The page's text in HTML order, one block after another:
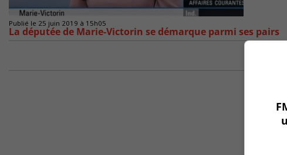
Publié le 25 juin 2019 à 15h05
La députée de Marie-Victorin se démarque parmi ses pairs